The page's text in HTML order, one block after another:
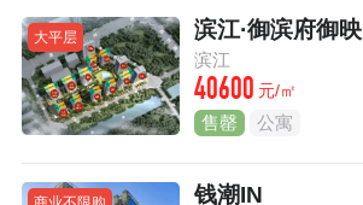
大平层 滨江·御滨府御映
滨江
40600 元/㎡
售罄 公寓
钱潮IN